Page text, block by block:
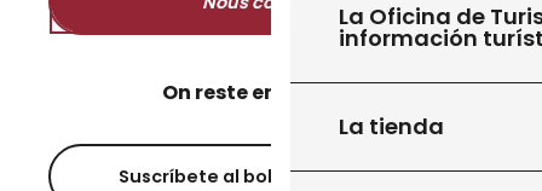
La Oficina de
información
La tienda
On reste en contact ?
Suscríbete al boletín informativo